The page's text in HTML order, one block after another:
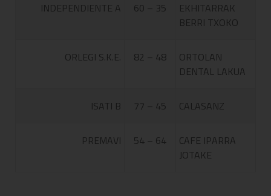
INDEPENDIENTE A 60 – 35
EKHITARRAK
BERRI TXOKO
ORLEGI S.K.E. 82 – 48
ORTOLAN
DENTAL LAKUA
ISATI B 77 – 45 CALASANZ
PREMAVI 54 – 64
CAFE IPARRA
JOTAKE